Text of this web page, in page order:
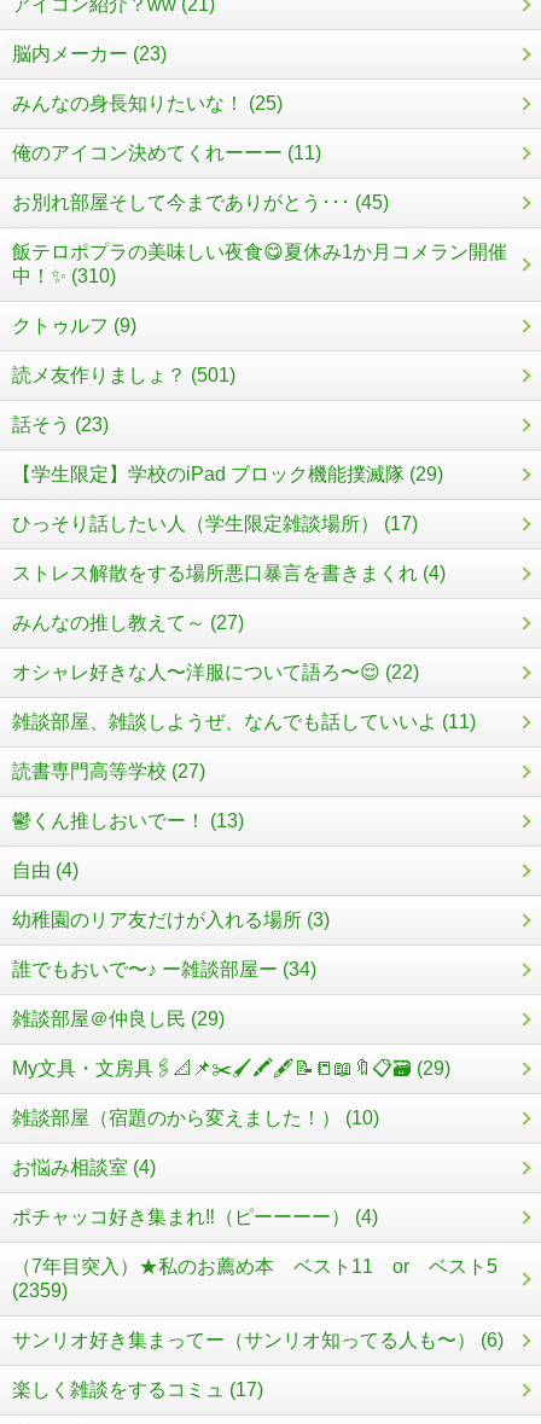
アイコン紹介？ww (21)
脳内メーカー (23)
みんなの身長知りたいな！ (25)
俺のアイコン決めてくれーーー (11)
お別れ部屋そして今までありがとう･･･ (45)
飯テロポプラの美味しい夜食😋夏休み1か月コメラン開催
中！✨ (310)
クトゥルフ (9)
読メ友作りましょ？ (501)
話そう (23)
【学生限定】学校のiPad ブロック機能撲滅隊 (29)
ひっそり話したい人（学生限定雑談場所） (17)
ストレス解散をする場所悪口暴言を書きまくれ (4)
みんなの推し教えて～ (27)
オシャレ好きな人〜洋服について語ろ〜😌 (22)
雑談部屋、雑談しようぜ、なんでも話していいよ (11)
読書専門高等学校 (27)
鬱くん推しおいでー！ (13)
自由 (4)
幼稚園のリア友だけが入れる場所 (3)
誰でもおいで〜♪ ー雑談部屋ー (34)
雑談部屋＠仲良し民 (29)
My文具・文房具🖇️📐📌✂️🖌️🖍️🖋️📝📒📖🔖📋🗃️ (29)
雑談部屋（宿題のから変えました！） (10)
お悩み相談室 (4)
ポチャッコ好き集まれ‼︎（ピーーーー） (4)
（7年目突入）★私のお薦め本 ベスト11 or ベスト5
(2359)
サンリオ好き集まってー（サンリオ知ってる人も〜） (6)
楽しく雑談をするコミュ (17)